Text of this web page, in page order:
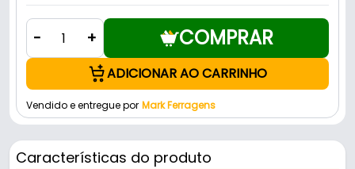
- + COMPRAR
ADICIONAR AO CARRINHO
Vendido e entregue por Mark Ferragens
Características do produto